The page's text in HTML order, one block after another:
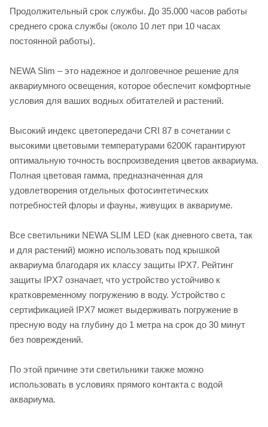
Продолжительный срок службы. До 35.000 часов работы
среднего срока службы (около 10 лет при 10 часах
постоянной работы).
NEWA Slim – это надежное и долговечное решение для
аквариумного освещения, которое обеспечит комфортные
условия для ваших водных обитателей и растений.
Высокий индекс цветопередачи CRI 87 в сочетании с
высокими цветовыми температурами 6200K гарантируют
оптимальную точность воспроизведения цветов аквариума.
Полная цветовая гамма, предназначенная для
удовлетворения отдельных фотосинтетических
потребностей флоры и фауны, живущих в аквариуме.
Все светильники NEWA SLIM LED (как дневного света, так
и для растений) можно использовать под крышкой
аквариума благодаря их классу защиты IPX7. Рейтинг
защиты IPX7 означает, что устройство устойчиво к
кратковременному погружению в воду. Устройство с
сертификацией IPX7 может выдерживать погружение в
пресную воду на глубину до 1 метра на срок до 30 минут
без повреждений.
По этой причине эти светильники также можно
использовать в условиях прямого контакта с водой
аквариума.